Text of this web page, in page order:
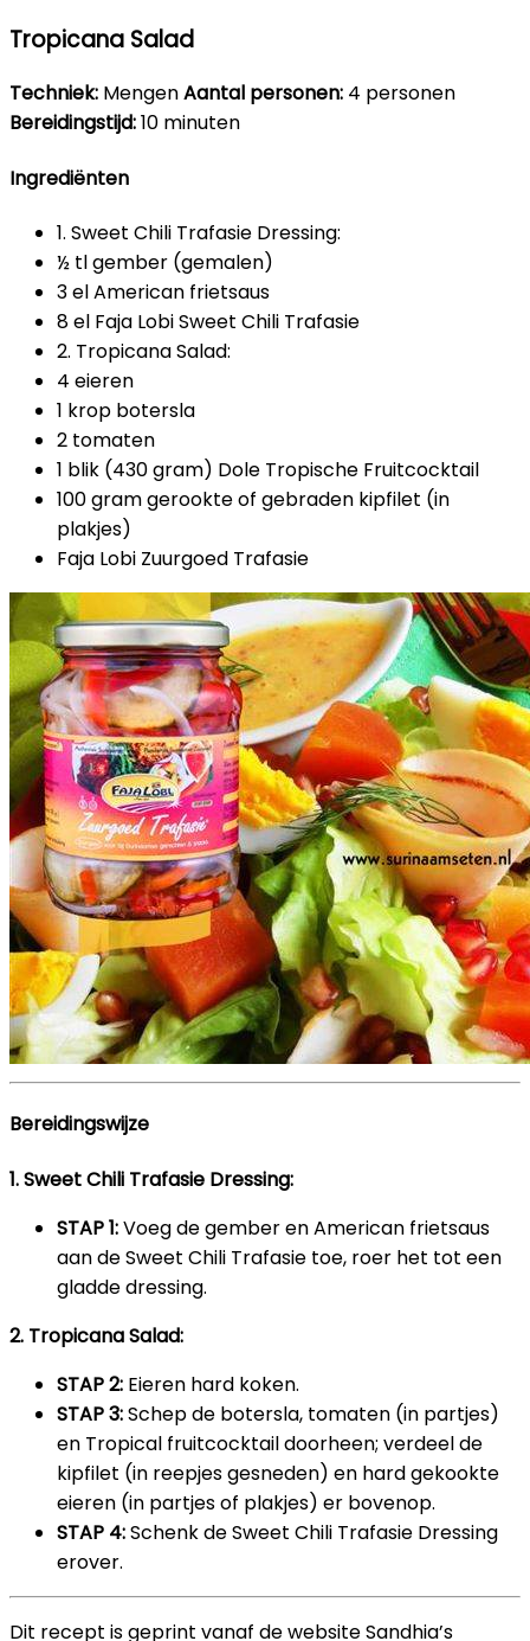
Tropicana Salad
Techniek: MengenAantal personen: 4 personen
Bereidingstijd:10 minuten
Ingrediënten
1. Sweet Chili Trafasie Dressing:
½ tl gember (gemalen)
3 el American frietsaus
8 el Faja Lobi Sweet Chili Trafasie
2. Tropicana Salad:
4 eieren
1 krop botersla
2 tomaten
1 blik (430 gram) Dole Tropische Fruitcocktail
100 gram gerookte of gebraden kipfilet (in
plakjes)
Faja Lobi Zuurgoed Trafasie
Bereidingswijze
1. Sweet Chili Trafasie Dressing:
STAP 1:Voeg de gember en American frietsaus
aan de Sweet Chili Trafasie toe, roer het tot een
gladde dressing.
2. Tropicana Salad:
STAP 2: Eieren hard koken.
STAP 3:Schep de botersla, tomaten (in partjes)
en Tropical fruitcocktail doorheen; verdeel de
kipfilet (in reepjes gesneden) en hard gekookte
eieren (in partjes of plakjes) er bovenop.
STAP 4:Schenk de Sweet Chili Trafasie Dressing
erover.
Dit recept is geprint vanaf de website Sandhia’s